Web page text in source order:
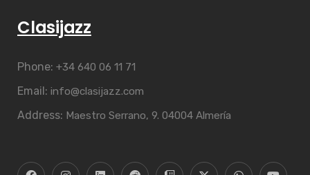
Clasijazz
Phone: +34 640 06 11 71
Email: info@clasijazz.com
Address: Maestro Serrano, 9. 04004 Almería